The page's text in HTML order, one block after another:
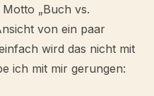
„Buch vs.
von ein paar
wird das nicht mit
ich mit mir gerungen: